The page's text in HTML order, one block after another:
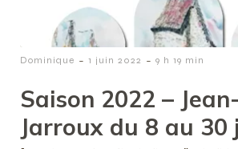
Dominique - 1 juin 2022 - 9 h 19 min
Saison 2022 –
Jarroux du 8 au 30